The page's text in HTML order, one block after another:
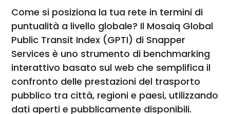
Come si posiziona la tua rete in termini di
puntualità a livello globale? Il Mosaiq Global
Public Transit Index (GPTI) di Snapper
Services è uno strumento di benchmarking
interattivo basato sul web che semplifica il
confronto delle prestazioni del trasporto
pubblico tra città, regioni e paesi, utilizzando
dati aperti e pubblicamente disponibili.